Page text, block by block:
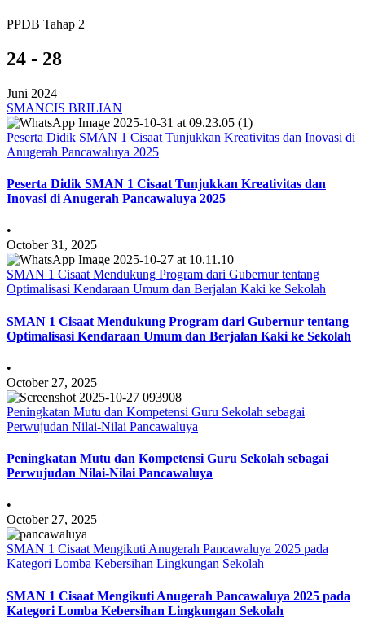
PPDB Tahap 2
24 - 28
Juni 2024
SMANCIS BRILIAN
Peserta Didik SMAN 1 Cisaat Tunjukkan Kreativitas dan Inovasi di
Anugerah Pancawaluya 2025
Peserta Didik SMAN 1 Cisaat Tunjukkan Kreativitas dan
Inovasi di Anugerah Pancawaluya 2025
•
October 31, 2025
SMAN 1 Cisaat Mendukung Program dari Gubernur tentang
Optimalisasi Kendaraan Umum dan Berjalan Kaki ke Sekolah
SMAN 1 Cisaat Mendukung Program dari Gubernur tentang
Optimalisasi Kendaraan Umum dan Berjalan Kaki ke Sekolah
•
October 27, 2025
Peningkatan Mutu dan Kompetensi Guru Sekolah sebagai
Perwujudan Nilai-Nilai Pancawaluya
Peningkatan Mutu dan Kompetensi Guru Sekolah sebagai
Perwujudan Nilai-Nilai Pancawaluya
•
October 27, 2025
SMAN 1 Cisaat Mengikuti Anugerah Pancawaluya 2025 pada
Kategori Lomba Kebersihan Lingkungan Sekolah
SMAN 1 Cisaat Mengikuti Anugerah Pancawaluya 2025 pada
Kategori Lomba Kebersihan Lingkungan Sekolah